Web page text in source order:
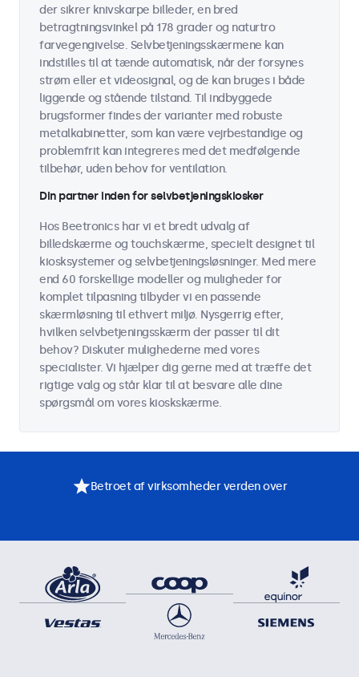
der sikrer knivskarpe billeder, en bred
betragtningsvinkel på 178 grader og naturtro
farvegengivelse. Selvbetjeningsskærmene kan
indstilles til at tænde automatisk, når der forsynes
strøm eller et videosignal, og de kan bruges i både
liggende og stående tilstand. Til indbyggede
brugsformer findes der varianter med robuste
metalkabinetter, som kan være vejrbestandige og
problemfrit kan integreres med det medfølgende
tilbehør, uden behov for ventilation.
Din partner inden for selvbetjeningskiosker
Hos Beetronics har vi et bredt udvalg af
billedskærme og touchskærme, specielt designet til
kiosksystemer og selvbetjeningsløsninger. Med mere
end 60 forskellige modeller og muligheder for
komplet tilpasning tilbyder vi en passende
skærmløsning til ethvert miljø. Nysgerrig efter,
hvilken selvbetjeningsskærm der passer til dit
behov? Diskuter mulighederne med vores
specialister. Vi hjælper dig gerne med at træffe det
rigtige valg og står klar til at besvare alle dine
spørgsmål om vores kioskskærme.
Betroet af virksomheder verden over